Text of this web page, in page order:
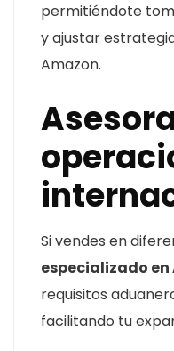
permitiéndote
y ajustar
Amazon.
Si vendes en
especializado en
requisitos
facilitando tu